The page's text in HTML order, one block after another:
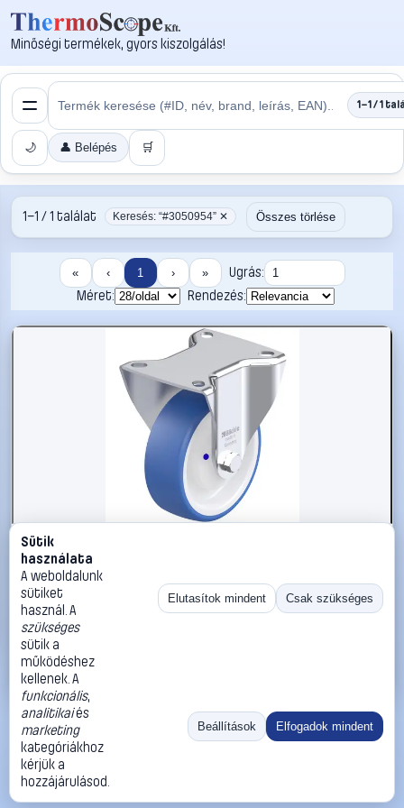
Minőségi termékek, gyors kiszolgálás!
1–1 / 1
🌙 👤 Belépés 🛒
1–1 / 1 találat Keresés: “#3050954” ✕ Összes törlése
« ‹ 1 › »
Ugrás:
Méret:
Rendezés:
#3050954
Blickle 947887 B-POTHS 100XKA Acéllemez rögzített
görgő KerékØ: 100 mm Teherbírás (max.): 200 kg 1 db
Blickle Görgők, kerekek
26 990 Ft
Kosárba
«
Ugrás:
Méret:
Rendezés:
©2026
ThermoScope
ÁSZF
Cégbemutató
Sütik
használata
A weboldalunk
sütiket
használ. A
szükséges
sütik a
működéshez
kellenek. A
funkcionális,
analitikaiés
marketing
kategóriákhoz
kérjük a
hozzájárulásod.
Elutasítok mindent Csak szükséges
Beállítások Elfogadok mindent